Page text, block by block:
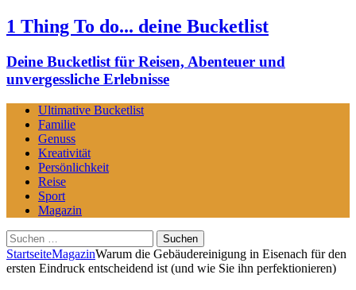
1 Thing To do... deine Bucketlist
Deine Bucketlist für Reisen, Abenteuer und
unvergessliche Erlebnisse
Ultimative Bucketlist
Familie
Genuss
Kreativität
Persönlichkeit
Reise
Sport
Magazin
Suchen
nach:
StartseiteMagazinWarum die Gebäudereinigung in Eisenach für den
ersten Eindruck entscheidend ist (und wie Sie ihn perfektionieren)